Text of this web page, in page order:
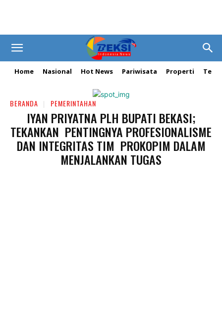
Home Nasional Hot News Pariwisata Properti
BERANDA PEMERINTAHAN
IYAN PRIYATNA PLH BUPATI BEKASI;
TEKANKAN PENTINGNYA PROFESIONALISME
DAN INTEGRITAS TIM PROKOPIM DALAM
MENJALANKAN TUGAS